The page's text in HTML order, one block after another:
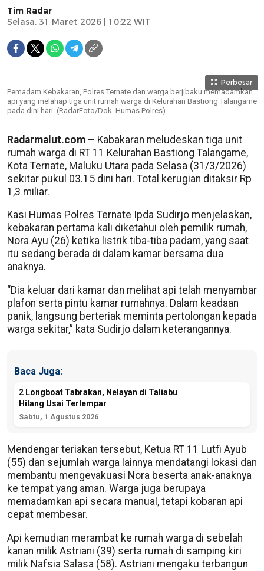
Tim Radar
Selasa, 31 Maret 2026 | 10:22 WIT
Perbesar
Pemadam Kebakaran, Polres Ternate dan warga berjibaku memadamkan
api yang melahap tiga unit rumah warga di Kelurahan Bastiong Talangame
pada dini hari. (RadarFoto/Dok. Humas Polres)
Radarmalut.com – Kabakaran meludeskan tiga unit
rumah warga di RT 11 Kelurahan Bastiong Talangame,
Kota Ternate, Maluku Utara pada Selasa (31/3/2026)
sekitar pukul 03.15 dini hari. Total kerugian ditaksir Rp
1,3 miliar.
Kasi Humas Polres Ternate Ipda Sudirjo menjelaskan,
kebakaran pertama kali diketahui oleh pemilik rumah,
Nora Ayu (26) ketika listrik tiba-tiba padam, yang saat
itu sedang berada di dalam kamar bersama dua
anaknya.
“Dia keluar dari kamar dan melihat api telah menyambar
plafon serta pintu kamar rumahnya. Dalam keadaan
panik, langsung berteriak meminta pertolongan kepada
warga sekitar,” kata Sudirjo dalam keterangannya.
Baca Juga:
2 Longboat Tabrakan, Nelayan di Taliabu
Hilang Usai Terlempar
Sabtu, 1 Agustus 2026
Mendengar teriakan tersebut, Ketua RT 11 Lutfi Ayub
(55) dan sejumlah warga lainnya mendatangi lokasi dan
membantu mengevakuasi Nora beserta anak-anaknya
ke tempat yang aman. Warga juga berupaya
memadamkan api secara manual, tetapi kobaran api
cepat membesar.
Api kemudian merambat ke rumah warga di sebelah
kanan milik Astriani (39) serta rumah di samping kiri
milik Nafsia Salasa (58). Astriani mengaku terbangun